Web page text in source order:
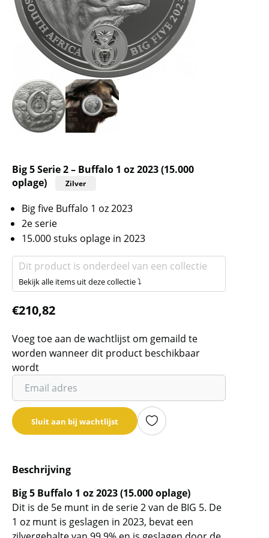
Big 5 Serie 2 – Buffalo 1 oz 2023 (15.000
oplage)
Zilver
Big five Buffalo 1 oz 2023
2e serie
15.000 stuks oplage in 2023
Dit product is onderdeel van een collectie
Bekijk alle items uit deze collectie ⤵
€210,82
Voeg toe aan de wachtlijst om gemaild te
worden wanneer dit product beschikbaar
wordt
Vul
je
email
adres
de
wachtlijst
voor
dit
product
Sluit aan bij wachtlijst
Beschrijving
Big 5 Buffalo 1 oz 2023 (15.000 oplage)
Dit is de 5e munt in de serie 2 van de BIG 5. De
1 oz munt is geslagen in 2023, bevat een